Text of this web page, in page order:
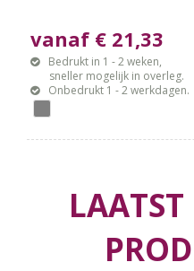
vanaf € 21,33
Bedrukt in 1 - 2 weken,
sneller mogelijk in overleg.
Onbedrukt 1 - 2 werkdagen.
LAATST